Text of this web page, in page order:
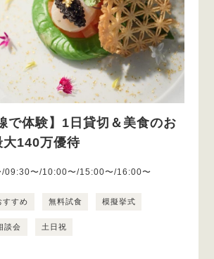
で体験】1日貸切＆美食のお
大140万優待
09:30〜/10:00〜/15:00〜/16:00〜
すすめ 無料試食 模擬挙式
談会 土日祝